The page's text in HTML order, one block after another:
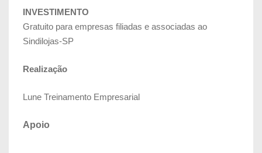
INVESTIMENTO
Gratuito para empresas filiadas e associadas ao
Sindilojas-SP
Realização
Lune Treinamento Empresarial
Apoio